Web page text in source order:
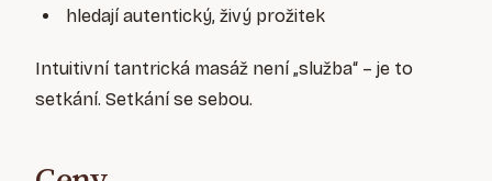
hledají autentický, živý prožitek
Intuitivní tantrická masáž není „služba“ – je to
setkání. Setkání se sebou.